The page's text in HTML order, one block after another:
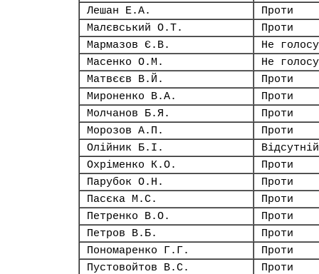
Лешан Е.А.
Проти
Малєвський О.Т.
Проти
Мармазов Є.В.
Не
Масенко О.М.
Не
Матвєєв В.Й.
Проти
Мироненко В.А.
Проти
Молчанов Б.Я.
Проти
Морозов А.П.
Проти
Олійник Б.І.
Відсутній
Охріменко К.О.
Проти
Парубок О.Н.
Проти
Пасєка М.С.
Проти
Петренко В.О.
Проти
Петров В.Б.
Проти
Пономаренко Г.Г.
Проти
Пустовойтов В.С.
Проти